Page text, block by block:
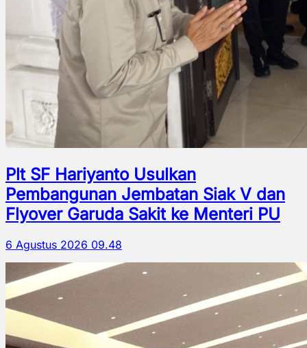
Plt SF Hariyanto Usulkan
Pembangunan Jembatan Siak V dan
Flyover Garuda Sakit ke Menteri PU
6 Agustus 2026 09.48